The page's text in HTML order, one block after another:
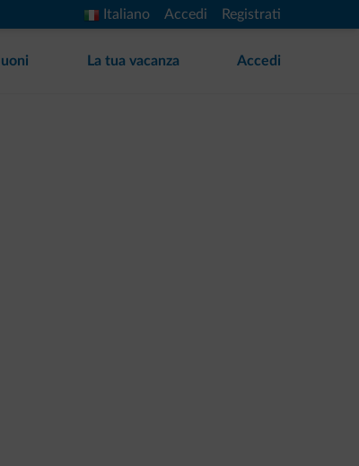
Italiano Accedi Registrati
La tua vacanza Accedi